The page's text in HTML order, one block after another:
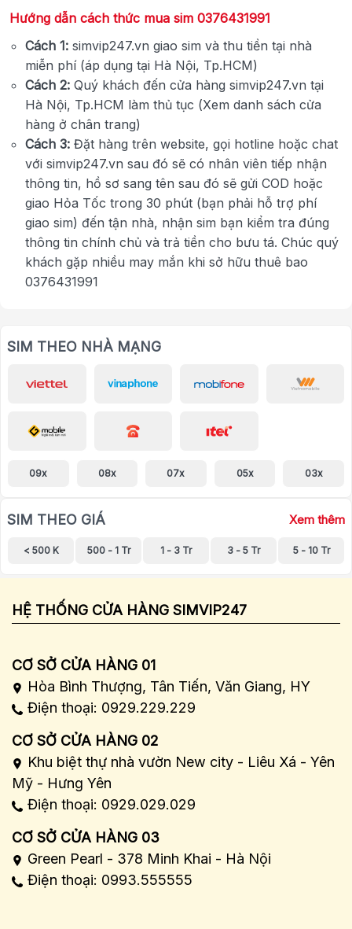
Hướng dẫn cách thức mua sim 0376431991
Cách 1: simvip247.vn giao sim và thu tiền tại nhà
miễn phí (áp dụng tại Hà Nội, Tp.HCM)
Cách 2: Quý khách đến cửa hàng simvip247.vn tại
Hà Nội, Tp.HCM làm thủ tục (Xem danh sách cửa
hàng ở chân trang)
Cách 3: Đặt hàng trên website, gọi hotline hoặc chat
với simvip247.vn sau đó sẽ có nhân viên tiếp nhận
thông tin, hồ sơ sang tên sau đó sẽ gửi COD hoặc
giao Hỏa Tốc trong 30 phút (bạn phải hỗ trợ phí
giao sim) đến tận nhà, nhận sim bạn kiểm tra đúng
thông tin chính chủ và trả tiền cho bưu tá. Chúc quý
khách gặp nhiều may mắn khi sở hữu thuê bao
0376431991
SIM THEO NHÀ MẠNG
09x 08x 07x 05x 03x
SIM THEO GIÁ Xem thêm
< 500 K 500 - 1 Tr 1 - 3 Tr 3 - 5 Tr 5 - 10 Tr
HỆ THỐNG CỬA HÀNG SIMVIP247
CƠ SỞ CỬA HÀNG 01
Hòa Bình Thượng, Tân Tiến, Văn Giang, HY
Điện thoại: 0929.229.229
CƠ SỞ CỬA HÀNG 02
Khu biệt thự nhà vườn New city - Liêu Xá - Yên
Mỹ - Hưng Yên
Điện thoại: 0929.029.029
CƠ SỞ CỬA HÀNG 03
Green Pearl - 378 Minh Khai - Hà Nội
Điện thoại: 0993.555555